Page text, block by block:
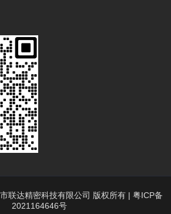
制造中的难点是什么?
联达精密科技有限公司 版权所有 | 粤ICP备
2021164646号